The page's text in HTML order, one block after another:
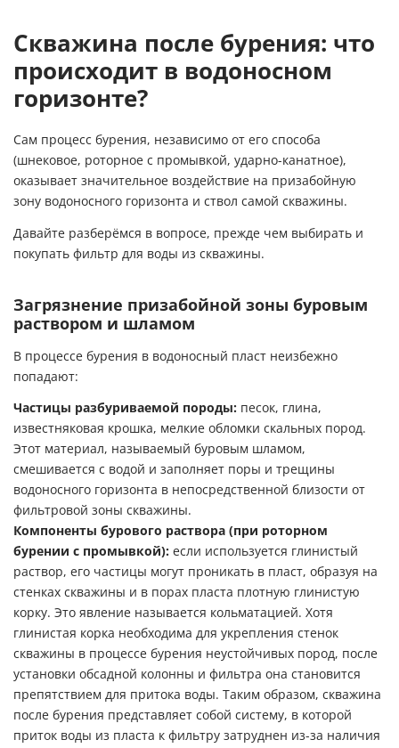
Скважина после бурения: что
происходит в водоносном
горизонте?
Сам процесс бурения, независимо от его способа
(шнековое, роторное с промывкой, ударно-канатное),
оказывает значительное воздействие на призабойную
зону водоносного горизонта и ствол самой скважины.
Давайте разберёмся в вопросе, прежде чем выбирать и
покупать фильтр для воды из скважины.
Загрязнение призабойной зоны буровым
раствором и шламом
В процессе бурения в водоносный пласт неизбежно
попадают:
Частицы разбуриваемой породы: песок, глина,
известняковая крошка, мелкие обломки скальных пород.
Этот материал, называемый буровым шламом,
смешивается с водой и заполняет поры и трещины
водоносного горизонта в непосредственной близости от
фильтровой зоны скважины.
Компоненты бурового раствора (при роторном
бурении с промывкой): если используется глинистый
раствор, его частицы могут проникать в пласт, образуя на
стенках скважины и в порах пласта плотную глинистую
корку. Это явление называется кольматацией. Хотя
глинистая корка необходима для укрепления стенок
скважины в процессе бурения неустойчивых пород, после
установки обсадной колонны и фильтра она становится
препятствием для притока воды. Таким образом, скважина
после бурения представляет собой систему, в которой
приток воды из пласта к фильтру затруднен из-за наличия